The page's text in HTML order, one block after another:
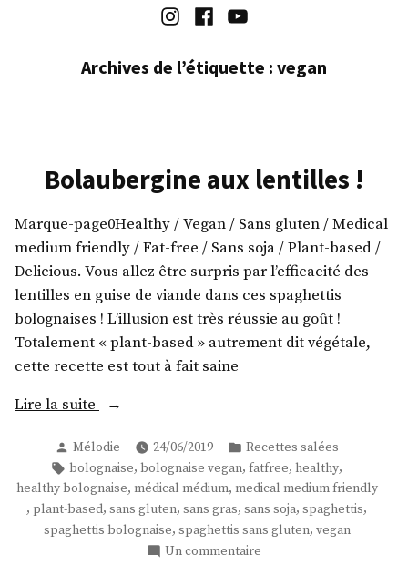
Instagram
FacebookYoutube
Archives de l’étiquette : vegan
Bolaubergine aux lentilles !
Marque-page0Healthy / Vegan / Sans gluten / Medical
medium friendly / Fat-free / Sans soja / Plant-based /
Delicious. Vous allez être surpris par l’efficacité des
lentilles en guise de viande dans ces spaghettis
bolognaises ! L’illusion est très réussie au goût !
Totalement « plant-based » autrement dit végétale,
cette recette est tout à fait saine
Lire la suite
« Bolaubergine
lentilles
! »
Publié
par
Mélodie 24/06/2019
Publié
dans
Recettes salées
Étiquettes :
bolognaise, bolognaise vegan, fatfree, healthy,
healthy bolognaise, médical médium, medical medium friendly
, plant-based, sans gluten, sans gras, sans soja, spaghettis,
spaghettis bolognaise, spaghettis sans gluten, vegan
Un commentaire